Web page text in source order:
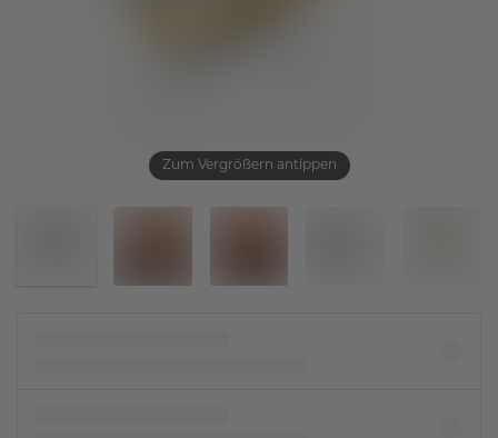
Zum Vergrößern antippen